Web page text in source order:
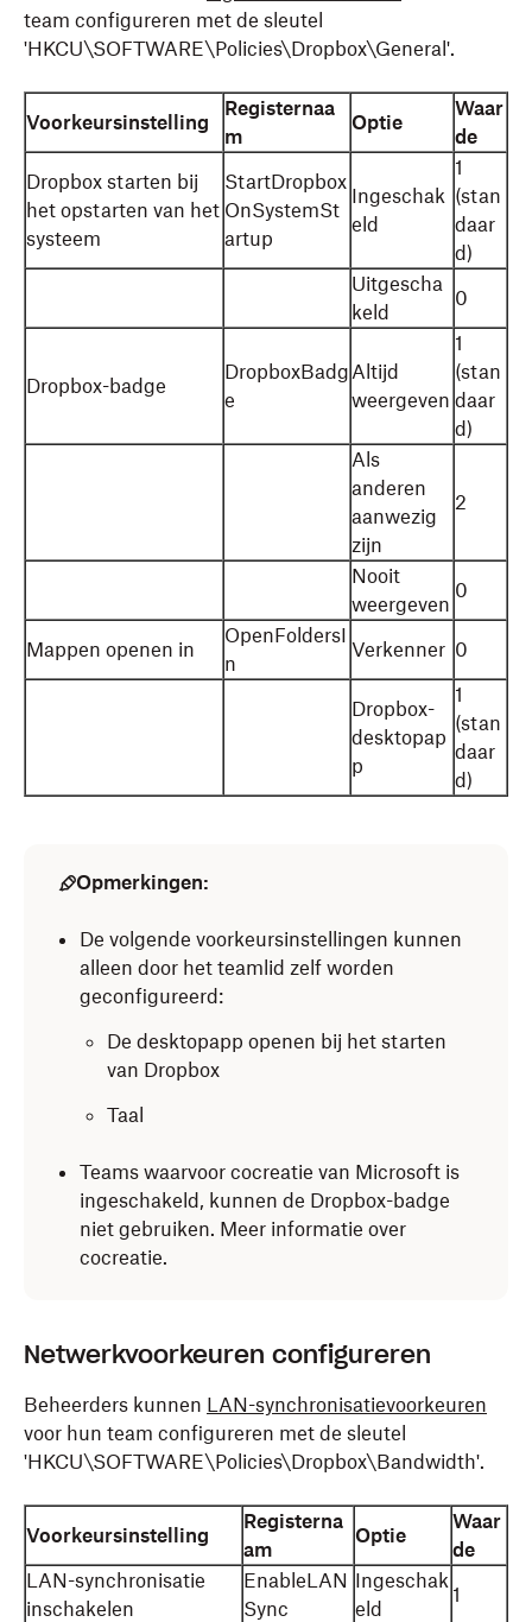
team configureren met de sleutel
'HKCU\SOFTWARE\Policies\Dropbox\General'.
Voorkeursinstelling
Registernaa
m
Optie
Waar
de
Dropbox starten bij
het opstarten van het
systeem
StartDropbox
OnSystemSt
artup
Ingeschak
eld
1
(stan
daar
d)
Uitgescha
keld
0
Dropbox-badge
DropboxBadg
e
Altijd
weergeven
1
(stan
daar
d)
Als
anderen
aanwezig
zijn
2
Nooit
weergeven
0
Mappen openen in
OpenFoldersI
n
Verkenner 0
Dropbox-
desktopap
p
1
(stan
daar
d)
Opmerkingen:
De volgende voorkeursinstellingen kunnen
alleen door het teamlid zelf worden
geconfigureerd:
De desktopapp openen bij het starten
van Dropbox
Taal
Teams waarvoor cocreatie van Microsoft is
ingeschakeld, kunnen de Dropbox-badge
niet gebruiken. Meer informatie over
cocreatie.
Netwerkvoorkeuren configureren
Beheerders kunnen LAN-synchronisatievoorkeuren
voor hun team configureren met de sleutel
'HKCU\SOFTWARE\Policies\Dropbox\Bandwidth'.
Voorkeursinstelling
Registerna
am
Optie
Waar
de
LAN-synchronisatie
inschakelen
EnableLAN
Sync
Ingeschak
eld
1